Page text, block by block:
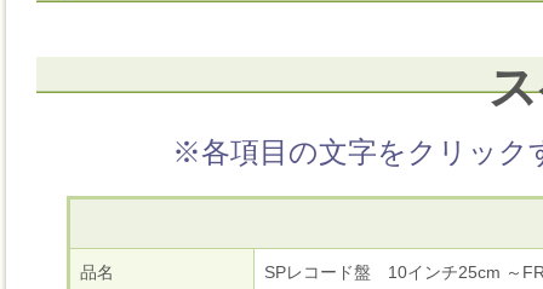
※各項目の文字をクリック
品名 SPレコード盤 10インチ25cm ～